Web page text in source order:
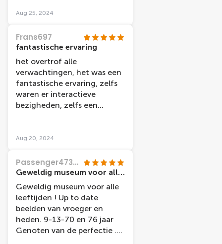
zoldertje van Anne Frank.
houdt er rekening mee dat je
ongeveer 60 minuten binnen
bent.
Aug 25, 2024
Frans697
fantastische ervaring
het overtrof alle
verwachtingen, het was een
fantastische ervaring, zelfs
waren er interactieve
bezigheden, zelfs een
Aug 20, 2024
Passenger473969
Geweldig museum voor alle leeftijden
Geweldig museum voor alle
leeftijden ! Up to date
beelden van vroeger en
heden. 9-13-70 en 76 jaar
Genoten van de perfectie .